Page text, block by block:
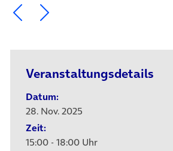
Ein Element zurück blättern
Ein Element weiter blättern
Veranstaltungsdetails
Datum:
28. Nov. 2025
Zeit:
15:00 - 18:00 Uhr